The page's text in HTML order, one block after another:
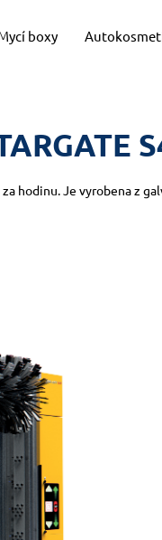
boxy
hodinu. Je vyrobena z